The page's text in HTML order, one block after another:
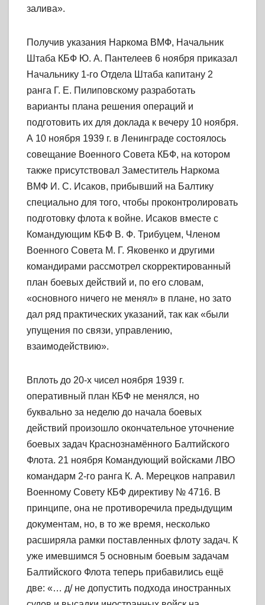
залива».
Получив указания Наркома ВМФ, Начальник
Штаба КБФ Ю. А. Пантелеев 6 ноября приказал
Начальнику 1-го Отдела Штаба капитану 2
ранга Г. Е. Пилиповскому разработать
варианты плана решения операций и
подготовить их для доклада к вечеру 10 ноября.
А 10 ноября 1939 г. в Ленинграде состоялось
совещание Военного Совета КБФ, на котором
также присутствовал Заместитель Наркома
ВМФ И. С. Исаков, прибывший на Балтику
специально для того, чтобы проконтролировать
подготовку флота к войне. Исаков вместе с
Командующим КБФ В. Ф. Трибуцем, Членом
Военного Совета М. Г. Яковенко и другими
командирами рассмотрел скорректированный
план боевых действий и, по его словам,
«основного ничего не менял» в плане, но зато
дал ряд практических указаний, так как «были
упущения по связи, управлению,
взаимодействию».
Вплоть до 20-х чисел ноября 1939 г.
оперативный план КБФ не менялся, но
буквально за неделю до начала боевых
действий произошло окончательное уточнение
боевых задач Краснознамённого Балтийского
Флота. 21 ноября Командующий войсками ЛВО
командарм 2-го ранга К. А. Мерецков направил
Военному Совету КБФ директиву № 4716. В
принципе, она не противоречила предыдущим
документам, но, в то же время, несколько
расширяла рамки поставленных флоту задач. К
уже имевшимся 5 основным боевым задачам
Балтийского Флота теперь прибавились ещё
две: «… д/ не допустить подхода иностранных